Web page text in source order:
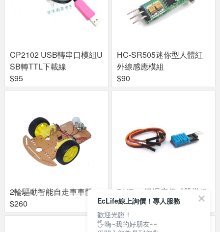
CP2102 USB轉串口模組U
SB轉TTL下載線
$95
HC-SR505迷你型人體紅
外線感應模組
$90
2輪驅動智能自走車車體
$260
DHT11 溫濕度傳感器模組
$90
EcLife線上詢價！專人服務
歡迎光臨！
🖐嗨~我的好朋友~~